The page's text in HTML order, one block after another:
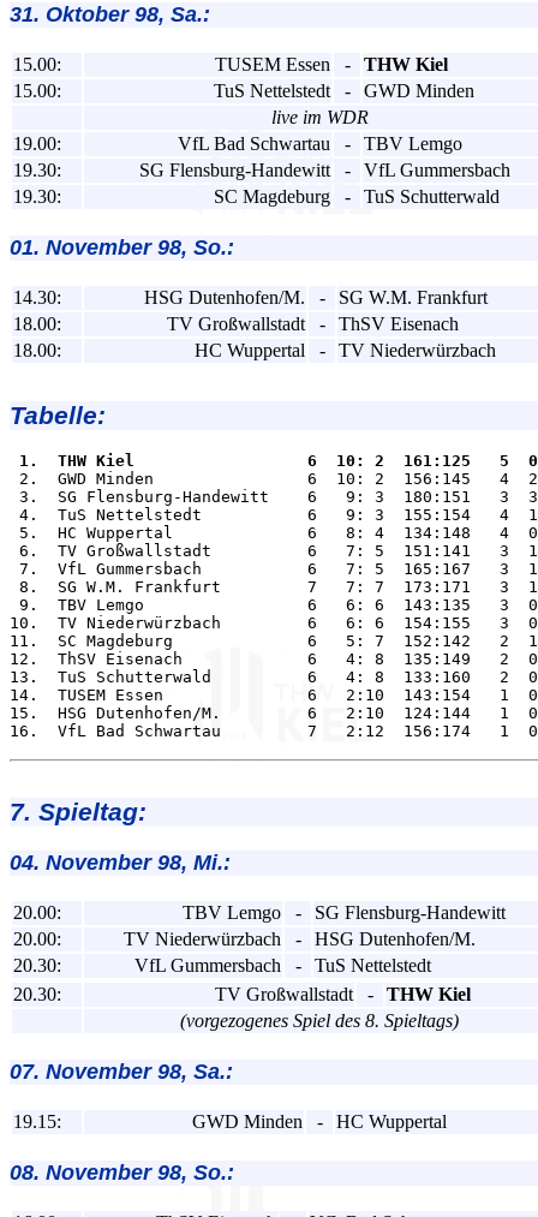
31. Oktober 98, Sa.:
15.00: TUSEM Essen -
THW Kiel
15.00:
TuS Nettelstedt -
GWD Minden
live im WDR
19.00:
VfL Bad Schwartau -
TBV Lemgo
19.30:
SG Flensburg-Handewitt -
VfL Gummersbach
19.30:
SC Magdeburg - TuS Schutterwald
01. November 98, So.:
14.30: HSG Dutenhofen/M. -
SG W.M. Frankfurt
18.00:
TV Großwallstadt -
ThSV Eisenach
18.00:
HC Wuppertal - TV Niederwürzbach
Tabelle:
1.  THW Kiel                  6  10: 2  161:125   5
2.  GWD Minden                6  10: 2  156:145   4
3.  SG Flensburg-Handewitt    6   9: 3  180:151   3
4.  TuS Nettelstedt           6   9: 3  155:154   4
5.  HC Wuppertal              6   8: 4  134:148   4
6.  TV Großwallstadt          6   7: 5  151:141   3
7.  VfL Gummersbach           6   7: 5  165:167   3
8.  SG W.M. Frankfurt         7   7: 7  173:171   3
9.  TBV Lemgo                 6   6: 6  143:135   3
10.  TV Niederwürzbach         6   6: 6  154:155   3
11.  SC Magdeburg              6   5: 7  152:142   2
12.  ThSV Eisenach             6   4: 8  135:149   2
13.  TuS Schutterwald          6   4: 8  133:160   2
14.  TUSEM Essen               6   2:10  143:154   1
15.  HSG Dutenhofen/M.         6   2:10  124:144   1
7. Spieltag:
04. November 98, Mi.:
20.00: TBV Lemgo -
SG Flensburg-Handewitt
20.00:
TV Niederwürzbach -
HSG Dutenhofen/M.
20.30:
VfL Gummersbach -
TuS Nettelstedt
20.30:
TV Großwallstadt -
THW Kiel
(vorgezogenes Spiel des 8. Spieltags)
07. November 98, Sa.:
19.15: GWD Minden - HC Wuppertal
08. November 98, So.: